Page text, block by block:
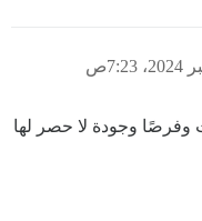
وفرصًا وجودة لا حصر لها